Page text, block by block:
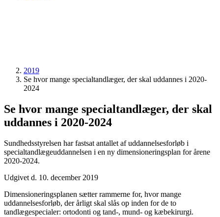
2019
Se hvor mange specialtandlæger, der skal uddannes i 2020-
2024
Se hvor mange specialtandlæger, der skal
uddannes i 2020-2024
Sundhedsstyrelsen har fastsat antallet af uddannelsesforløb i
specialtandlægeuddannelsen i en ny dimensioneringsplan for årene
2020-2024.
Udgivet d. 10. december 2019
Dimensioneringsplanen sætter rammerne for, hvor mange
uddannelsesforløb, der årligt skal slås op inden for de to
tandlægespecialer: ortodonti og tand-, mund- og kæbekirurgi.